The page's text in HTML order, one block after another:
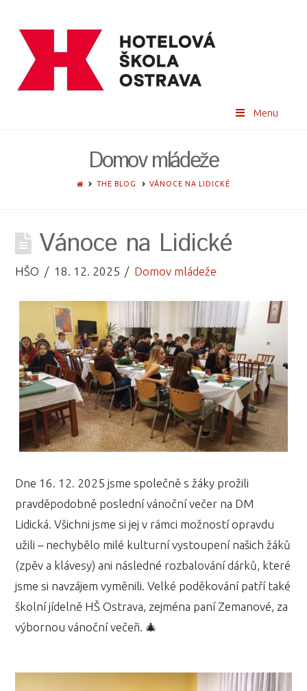
Menu
Domov mládeže
HOMETHE BLOG VÁNOCE NA LIDICKÉ
Vánoce na Lidické
HŠO 18. 12. 2025 Domov mládeže
Dne 16. 12. 2025 jsme společně s žáky prožili
pravděpodobně poslední vánoční večer na DM
Lidická. Všichni jsme si jej v rámci možností opravdu
užili – nechybělo milé kulturní vystoupení našich žáků
(zpěv a klávesy) ani následné rozbalování dárků, které
jsme si navzájem vyměnili. Velké poděkování patří také
školní jídelně HŠ Ostrava, zejména paní Zemanové, za
výbornou vánoční večeři. 🎄